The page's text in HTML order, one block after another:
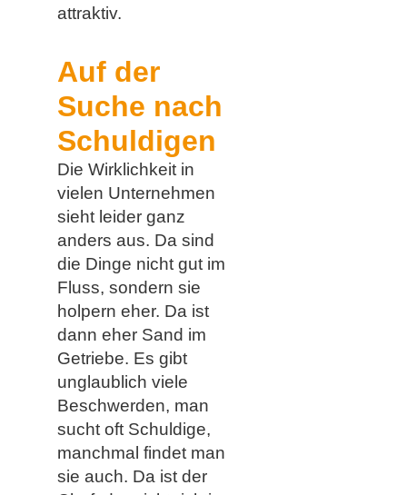
attraktiv.
Auf der
Suche nach
Schuldigen
Die Wirklichkeit in
vielen Unternehmen
sieht leider ganz
anders aus. Da sind
die Dinge nicht gut im
Fluss, sondern sie
holpern eher. Da ist
dann eher Sand im
Getriebe. Es gibt
unglaublich viele
Beschwerden, man
sucht oft Schuldige,
manchmal findet man
sie auch. Da ist der